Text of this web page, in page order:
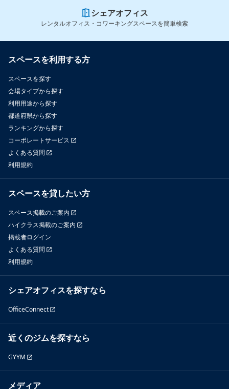
シェアオフィス
レンタルオフィス・コワーキングスペースを簡単検索
スペースを利用する方
スペースを探す
会場タイプから探す
利用用途から探す
都道府県から探す
ランキングから探す
コーポレートサービス
よくある質問
利用規約
スペースを貸したい方
スペース掲載のご案内
ハイクラス掲載のご案内
掲載者ログイン
よくある質問
利用規約
シェアオフィスを探すなら
OfficeConnect
近くのジムを探すなら
GYYM
メディア